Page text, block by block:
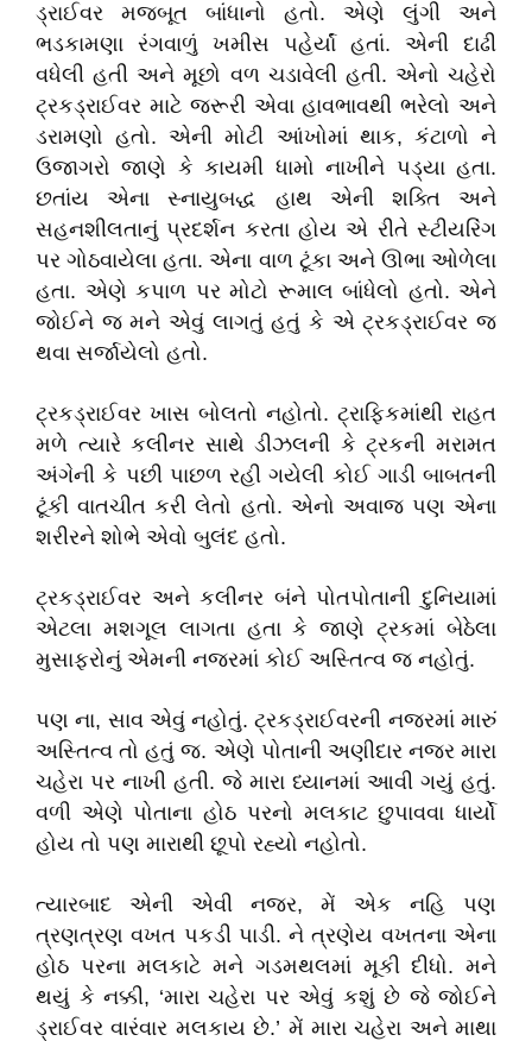
ડ્રાઈવર મજબૂત બાંધાનો હતો. એણે લુંગી અને
ભડકામણા રંગવાળું ખમીસ પહેર્યાં હતાં. એની દાઢી
વધેલી હતી અને મૂછો વળ ચડાવેલી હતી. એનો ચહેરો
ટ્રકડ્રાઈવર માટે જરૂરી એવા હાવભાવથી ભરેલો અને
ડરામણો હતો. એની મોટી આંખોમાં થાક, કંટાળો ને
ઉજાગરો જાણે કે કાયમી ધામો નાખીને પડ્યા હતા.
છતાંય એના સ્નાયુબદ્ધ હાથ એની શક્તિ અને
સહનશીલતાનું પ્રદર્શન કરતા હોય એ રીતે સ્ટીયરિંગ
પર ગોઠવાયેલા હતા. એના વાળ ટૂંકા અને ઊભા ઓળેલા
હતા. એણે કપાળ પર મોટો રૂમાલ બાંધેલો હતો. એને
જોઈને જ મને એવું લાગતું હતું કે એ ટ્રકડ્રાઈવર જ
થવા સર્જાયેલો હતો.
ટ્રકડ્રાઈવર ખાસ બોલતો નહોતો. ટ્રાફિકમાંથી રાહત
મળે ત્યારે કલીનર સાથે ડીઝલની કે ટ્રકની મરામત
અંગેની કે પછી પાછળ રહી ગયેલી કોઈ ગાડી બાબતની
ટૂંકી વાતચીત કરી લેતો હતો. એનો અવાજ પણ એના
શરીરને શોભે એવો બુલંદ હતો.
ટ્રકડ્રાઈવર અને કલીનર બંને પોતપોતાની દુનિયામાં
એટલા મશગૂલ લાગતા હતા કે જાણે ટ્રકમાં બેઠેલા
મુસાફરોનું એમની નજરમાં કોઈ અસ્તિત્વ જ નહોતું.
પણ ના, સાવ એવું નહોતું. ટ્રકડ્રાઈવરની નજરમાં મારું
અસ્તિત્વ તો હતું જ. એણે પોતાની અણીદાર નજર મારા
ચહેરા પર નાખી હતી. જે મારા ધ્યાનમાં આવી ગયું હતું.
વળી એણે પોતાના હોઠ પરનો મલકાટ છુપાવવા ધાર્યો
હોય તો પણ મારાથી છૂપો રહ્યો નહોતો.
ત્યારબાદ એની એવી નજર, મેં એક નહિ પણ
ત્રણત્રણ વખત પકડી પાડી. ને ત્રણેય વખતના એના
હોઠ પરના મલકાટે મને ગડમથલમાં મૂકી દીધો. મને
થયું કે નક્કી, ‘મારા ચહેરા પર એવું કશું છે જે જોઈને
ડ્રાઈવર વારંવાર મલકાય છે.’ મેં મારા ચહેરા અને માથા